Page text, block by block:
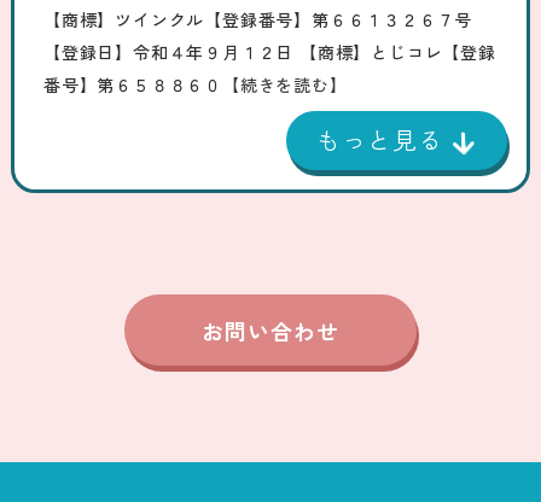
【商標】ツインクル【登録番号】第６６１３２６７号
【登録日】令和４年９月１２日 【商標】とじコレ【登録
番号】第６５８８６０
【続きを読む】
お問い合わせ